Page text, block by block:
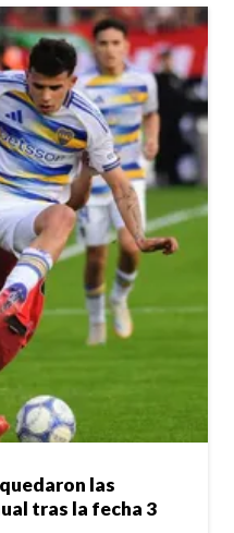
las
tras la fecha 3